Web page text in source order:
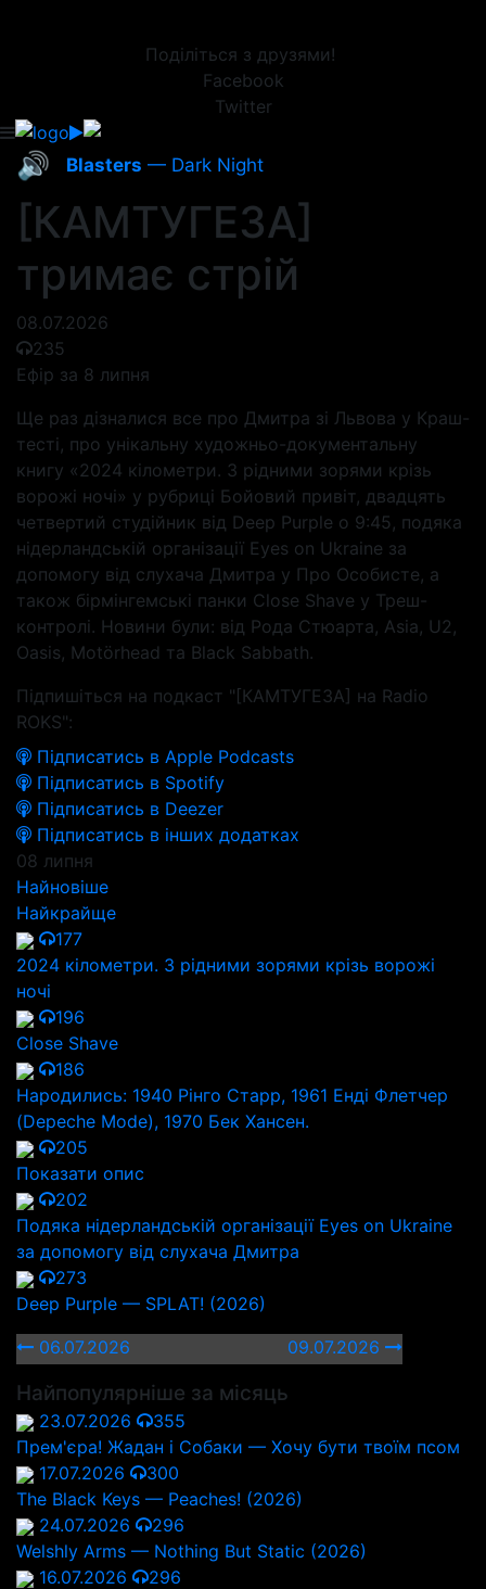
Поділіться з друзями!
Facebook
Twitter
🔊 Blasters — Dark Night
[КАМТУГЕЗА]
тримає стрій
08.07.2026
235
Ефір за 8 липня
Ще раз дізналися все про Дмитра зі Львова у Краш-
тесті, про унікальну художньо-документальну
книгу «2024 кілометри. З рідними зорями крізь
ворожі ночі» у рубриці Бойовий привіт, двадцять
четвертий студійник від Deep Purple о 9:45, подяка
нідерландській організації Eyes on Ukraine за
допомогу від слухача Дмитра у Про Особисте, а
також бірмінгемські панки Close Shave у Треш-
контролі. Новини були: від Рода Стюарта, Asia, U2,
Oasis, Motörhead та Black Sabbath.
Підпишіться на подкаст "[КАМТУГЕЗА] на Radio
ROKS":
Підписатись в Apple Podcasts
Підписатись в Spotify
Підписатись в Deezer
Підписатись в інших додатках
08 липня
Найновіше
Найкрайще
177
2024 кілометри. З рідними зорями крізь ворожі
ночі
196
Close Shave
186
Народились: 1940 Рінго Старр, 1961 Енді Флетчер
(Depeche Mode), 1970 Бек Хансен.
205
Показати опис
202
Подяка нідерландській організації Eyes on Ukraine
за допомогу від слухача Дмитра
273
Deep Purple — SPLAT! (2026)
06.07.2026
09.07.2026
Найпопулярніше за місяць
23.07.2026
355
Прем'єра! Жадан і Собаки — Хочу бути твоїм псом
17.07.2026
300
The Black Keys — Peaches! (2026)
24.07.2026
296
Welshly Arms — Nothing But Static (2026)
16.07.2026
296